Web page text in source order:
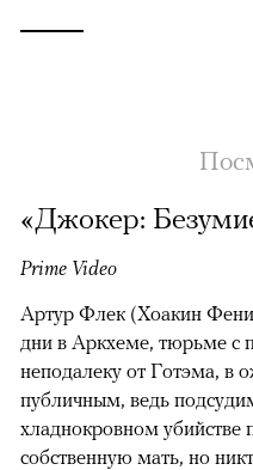
«Джокер:
Prime Video
Артур Флек (Хоакин
дни в Аркхеме, тюрьме с
неподалеку от Готэма, в
публичным, ведь
хладнокровном убийстве
собственную мать, но